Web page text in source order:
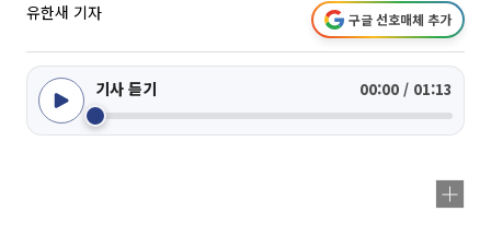
유한새 기자 구글 선호매체 추가
기사 듣기 00:00 / 01:13